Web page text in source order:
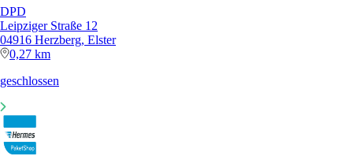
DPD
Leipziger Straße 12
04916 Herzberg, Elster
0,27 km
geschlossen